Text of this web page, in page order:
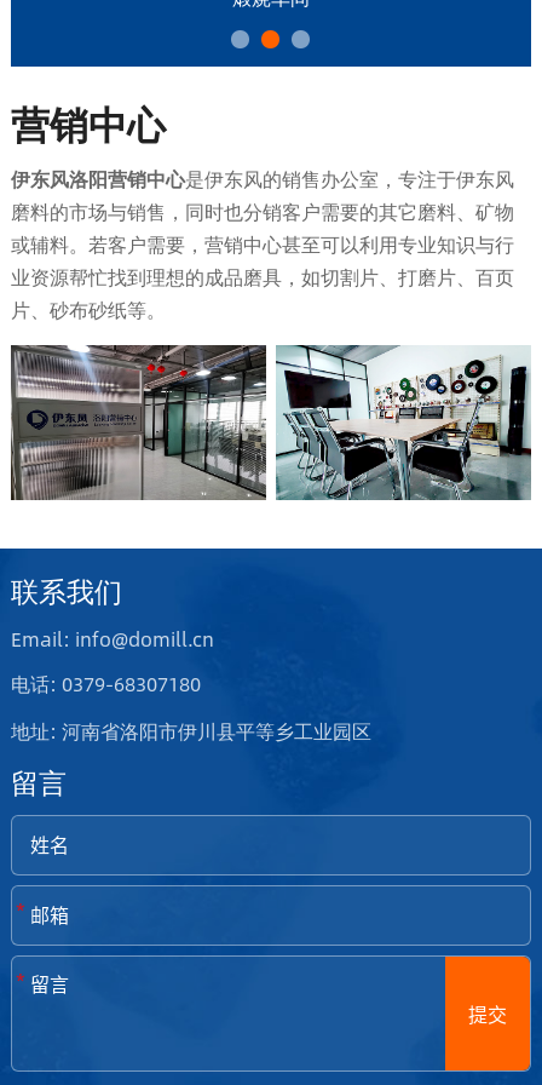
营销中心
伊东风洛阳营销中心是伊东风的销售办公室，专注于伊东风
磨料的市场与销售，同时也分销客户需要的其它磨料、矿物
或辅料。若客户需要，营销中心甚至可以利用专业知识与行
业资源帮忙找到理想的成品磨具，如切割片、打磨片、百页
片、砂布砂纸等。
联系我们
Email: info@domill.cn
电话: 0379-68307180
地址: 河南省洛阳市伊川县平等乡工业园区
留言
*
*
提交